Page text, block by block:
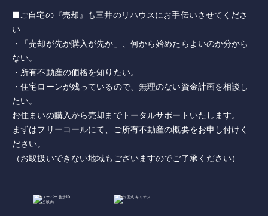
■ご自宅の『売却』も三井のリハウスにお手伝いさせてくださ
い
・「売却が先か購入が先か」、何から始めたらよいのか分から
ない。
・所有不動産の価格を知りたい。
・住宅ローンが残っているので、無理のない資金計画を相談し
たい。
お住まいの購入から売却までトータルサポートいたします。
まずはフリーコールにて、ご所有不動産の概要をお申し付けく
ださい。
（お取扱いできない地域もございますのでご了承ください）